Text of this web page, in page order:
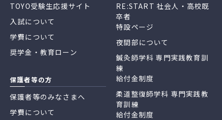
TOYO受験生応援サイト
入試について
学費について
奨学金・教育ローン
保護者等の方
保護者等のみなさまへ
学費について
RE:START 社会人・高校既
卒者
特設ページ
夜間部について
鍼灸師学科 専門実践教育訓
練
給付金制度
柔道整復師学科 専門実践教
育訓練
給付金制度